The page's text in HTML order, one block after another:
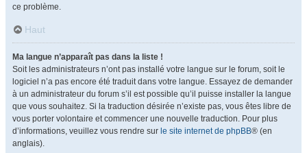
ce problème.
Haut
Ma langue n’apparaît pas dans la liste !
Soit les administrateurs n’ont pas installé votre langue sur le forum, soit le
logiciel n’a pas encore été traduit dans votre langue. Essayez de demander
à un administrateur du forum s’il est possible qu’il puisse installer la langue
que vous souhaitez. Si la traduction désirée n’existe pas, vous êtes libre de
vous porter volontaire et commencer une nouvelle traduction. Pour plus
d’informations, veuillez vous rendre sur le site internet de phpBB® (en
anglais).